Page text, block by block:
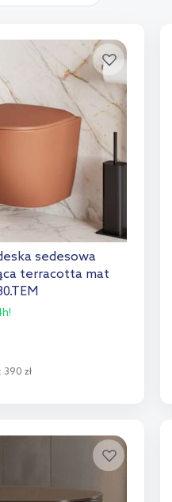
sedesowa
terracotta mat
390 zł
do porównania